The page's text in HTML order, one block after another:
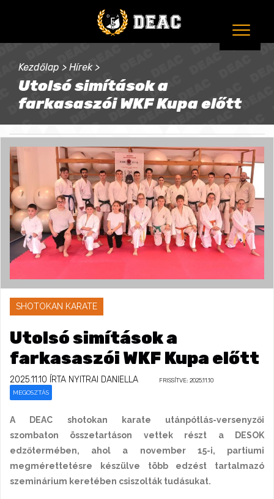
Kezdőlap > Hírek >
Utolsó simítások a
farkasaszói WKF Kupa előtt
SHOTOKAN KARATE
Utolsó simítások a
farkasaszói WKF Kupa előtt
2025.11.10 ÍRTA NYITRAI DANIELLA FRISSÍTVE: 2025.11.10
MEGOSZTÁS
A DEAC shotokan karate utánpótlás-versenyzői
szombaton összetartáson vettek részt a DESOK
edzőtermében, ahol a november 15-i, partiumi
megmérettetésre készülve több edzést tartalmazó
szeminárium keretében csiszolták tudásukat.